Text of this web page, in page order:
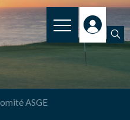
ASGE
ASGE